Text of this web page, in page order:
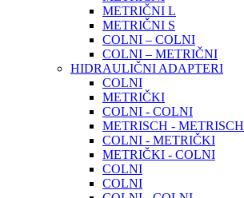
METRIČNI L
METRIČNI S
COLNI – COLNI
COLNI – METRIČNI
HIDRAULIČNI ADAPTERI
COLNI
METRIČKI
COLNI - COLNI
METRISCH - METRISCH
COLNI - METRIČKI
METRIČKI - COLNI
COLNI
COLNI